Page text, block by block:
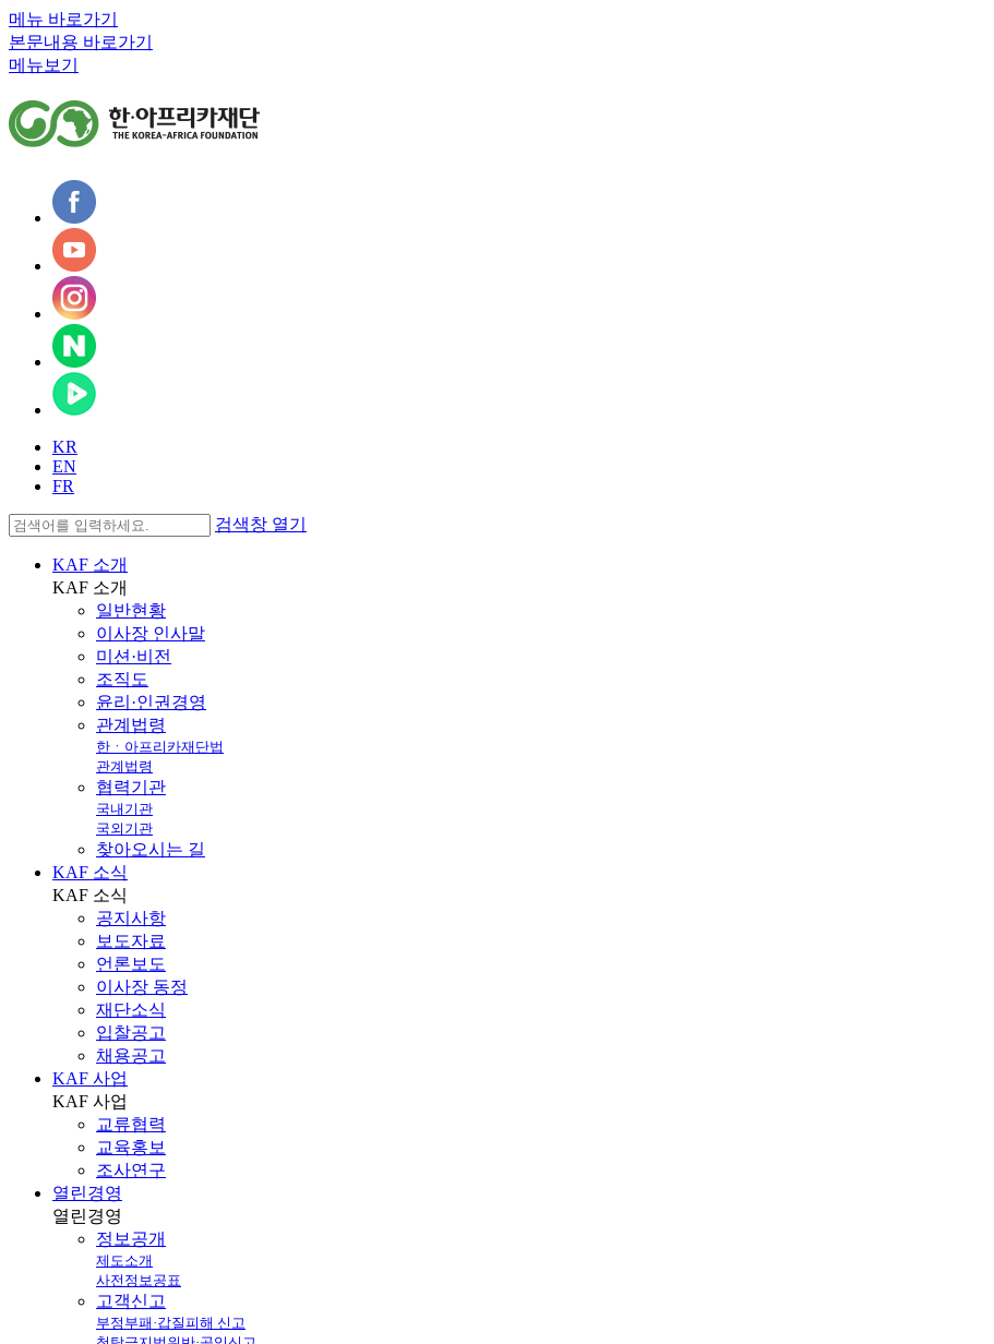
메뉴 바로가기
본문내용 바로가기
메뉴보기
KR
EN
FR
검색창 열기
KAF 소개
KAF 소개
일반현황
이사장 인사말
미션·비전
조직도
윤리·인권경영
관계법령
한ㆍ아프리카재단법
관계법령
협력기관
국내기관
국외기관
찾아오시는 길
KAF 소식
KAF 소식
공지사항
보도자료
언론보도
이사장 동정
재단소식
입찰공고
채용공고
KAF 사업
KAF 사업
교류협력
교육홍보
조사연구
열린경영
열린경영
정보공개
제도소개
사전정보공표
고객신고
부정부패·갑질피해 신고